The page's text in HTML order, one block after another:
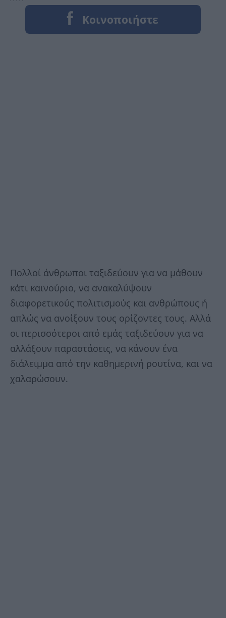
Πολλοί άνθρωποι ταξιδεύουν για να μάθουν
κάτι καινούριο, να ανακαλύψουν
διαφορετικούς πολιτισμούς και ανθρώπους ή
απλώς να ανοίξουν τους ορίζοντες τους. Αλλά
οι περισσότεροι από εμάς ταξιδεύουν για να
αλλάξουν παραστάσεις, να κάνουν ένα
διάλειμμα από την καθημερινή ρουτίνα, και να
χαλαρώσουν.